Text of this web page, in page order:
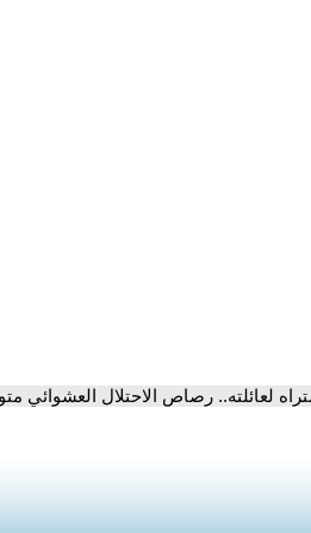
لعائلته.. رصاص الاحتلال العشوائي